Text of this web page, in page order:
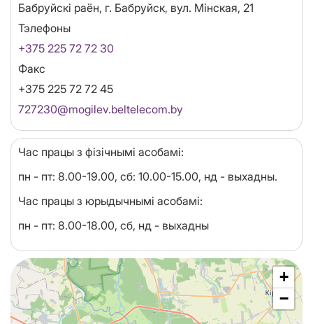
Адрес
Бабруйскі раён, г. Бабруйск, вул. Мінская, 21
Тэлефоны
+375 225 72 72 30
Факс
+375 225 72 72 45
Email
727230@mogilev.beltelecom.by
Час працы з фізічнымі асобамі:
пн - пт: 8.00-19.00, сб: 10.00-15.00, нд - выхадны.
Час працы з юрыдычнымі асобамі:
пн - пт: 8.00-18.00, сб, нд - выхадны
+
−